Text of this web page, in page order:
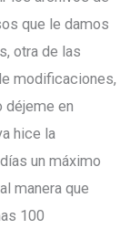
que le damos
otra de las
modificaciones,
déjeme en
hice la
un máximo
manera que
100